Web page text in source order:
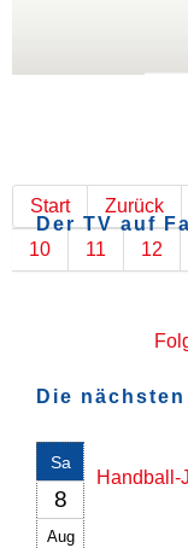
Start Zurück
10 11 12
Der TV auf
Die
Sa
8
Aug
Handball-